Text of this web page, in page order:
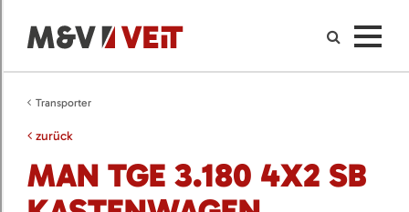
Transporter
zurück
MAN TGE 3.180 4X2 SB